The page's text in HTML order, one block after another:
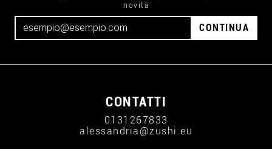
novità
CONTINUA
CONTATTI
0131267833
alessandria@zushi.eu